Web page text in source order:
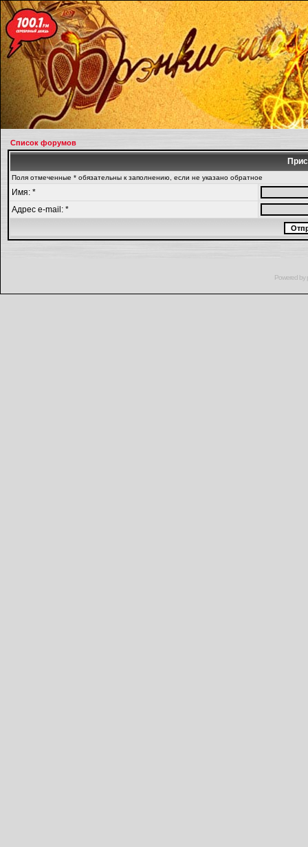
Список форумов
Поля отмеченные * обязательны к заполнению, если не указано обратное
Имя: *
Адрес e-mail: *
Powered by